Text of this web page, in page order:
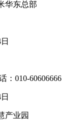
华东总部
：010-60606666
产业园